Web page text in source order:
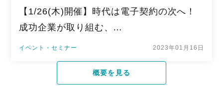
【1/26(木)開催】時代は電子契約の次へ！
成功企業が取り組む、…
イベント・セミナー 2023年01月16日
概要を見る